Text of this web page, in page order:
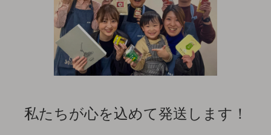
私たちが心を込めて発送します！